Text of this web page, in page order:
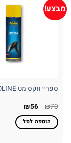
מבצע!
ספריי ווקס מט PUTOLINE
₪70 המחיר
היה:
₪70.
₪56 המחיר
הוא:
₪56.הוספה לסל